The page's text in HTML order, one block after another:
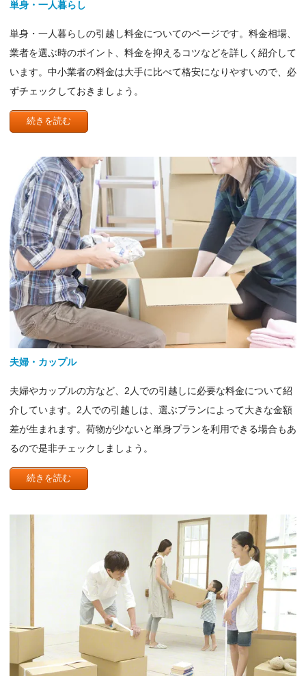
単身・一人暮らし
単身・一人暮らしの引越し料金についてのページです。料金相場、
業者を選ぶ時のポイント、料金を抑えるコツなどを詳しく紹介して
います。中小業者の料金は大手に比べて格安になりやすいので、必
ずチェックしておきましょう。
続きを読む
夫婦・カップル
夫婦やカップルの方など、2人での引越しに必要な料金について紹
介しています。2人での引越しは、選ぶプランによって大きな金額
差が生まれます。荷物が少ないと単身プランを利用できる場合もあ
るので是非チェックしましょう。
続きを読む